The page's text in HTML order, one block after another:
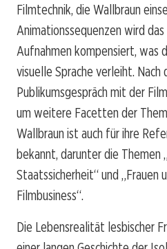
Filmtechnik, die Wallbraun
Animationssequenzen wird
Aufnahmen kompensiert, was
visuelle Sprache verleiht.
Publikumsgespräch mit der
um weitere Facetten der
Wallbraun ist auch für ihre
bekannt, darunter die Themen
Staatssicherheit“ und „Frauen
Filmbusiness“.
Die Lebensrealität lesbischer